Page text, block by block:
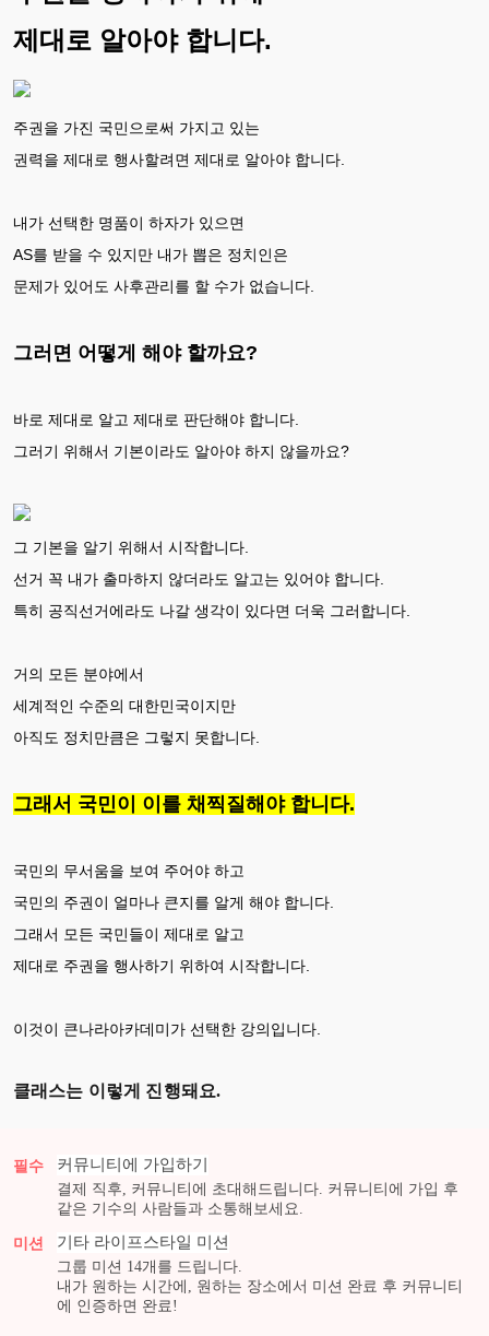
제대로 알아야 합니다.
주권을 가진 국민으로써 가지고 있는
권력을 제대로 행사할려면 제대로 알아야 합니다.
내가 선택한 명품이 하자가 있으면
AS를 받을 수 있지만 내가 뽑은 정치인은
문제가 있어도 사후관리를 할 수가 없습니다.
그러면 어떻게 해야 할까요?
바로 제대로 알고 제대로 판단해야 합니다.
그러기 위해서 기본이라도 알아야 하지 않을까요?
그 기본을 알기 위해서 시작합니다.
선거 꼭 내가 출마하지 않더라도 알고는 있어야 합니다.
특히 공직선거에라도 나갈 생각이 있다면 더욱 그러합니다.
거의 모든 분야에서
세계적인 수준의 대한민국이지만
아직도 정치만큼은 그렇지 못합니다.
그래서 국민이 이를 채찍질해야 합니다.
국민의 무서움을 보여 주어야 하고
국민의 주권이 얼마나 큰지를 알게 해야 합니다.
그래서 모든 국민들이 제대로 알고
제대로 주권을 행사하기 위하여 시작합니다.
이것이 큰나라아카데미가 선택한 강의입니다.
클래스는 이렇게 진행돼요.
필수 커뮤니티에 가입하기
결제 직후, 커뮤니티에 초대해드립니다. 커뮤니티에 가입 후
같은 기수의 사람들과 소통해보세요.
미션 기타 라이프스타일 미션
그룹 미션 14개를 드립니다.
내가 원하는 시간에, 원하는 장소에서 미션 완료 후 커뮤니티
에 인증하면 완료!